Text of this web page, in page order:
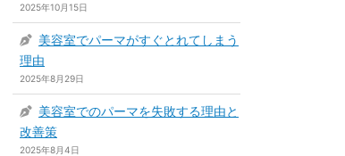
2025年10月15日
美容室でパーマがすぐとれてしまう
理由
2025年8月29日
美容室でのパーマを失敗する理由と
改善策
2025年8月4日